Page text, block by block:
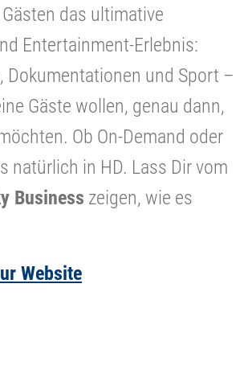
das ultimative
Entertainment-Erlebnis:
Dokumentationen und Sport –
Gäste wollen, genau dann,
Ob On-Demand oder
natürlich in HD. Lass Dir vom
Business zeigen, wie es
Website